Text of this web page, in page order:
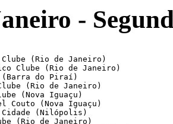
-
Clube (Rio de Janeiro)
Clube (Rio de Janeiro)
(Barra do Piraí)
(Rio de Janeiro)
(Nova Iguaçu)
Couto (Nova Iguaçu)
Cidade (Nilópolis)
(Rio de Janeiro)